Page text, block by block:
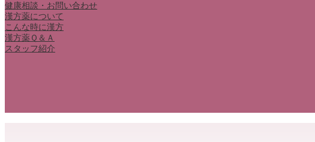
健康相談・お問い合わせ
漢方薬について
こんな時に漢方
漢方薬Ｑ＆Ａ
スタッフ紹介